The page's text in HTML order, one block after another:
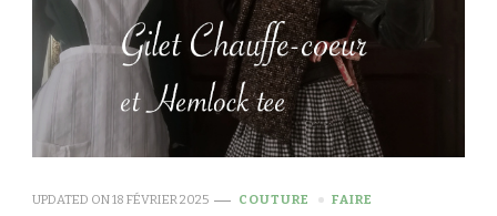
UPDATED ON18 FÉVRIER 2025 COUTURE FAIRE